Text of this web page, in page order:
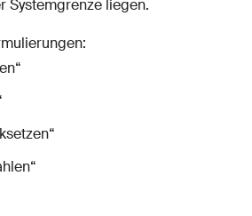
Systemgrenze liegen.